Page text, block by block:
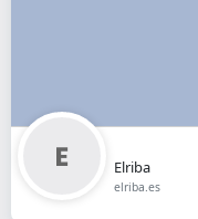
Elriba
elriba.es